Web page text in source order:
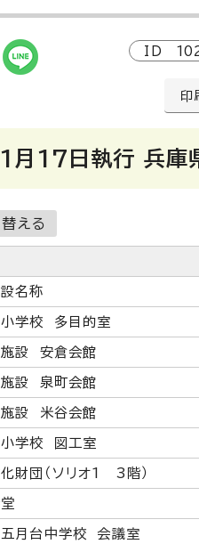
ID
印
月17日執行 兵庫
える
名称
学校 多目的室
設 安倉会館
設 泉町会館
設 米谷会館
学校 図工室
財団（ソリオ1 3階）
月台中学校 会議室